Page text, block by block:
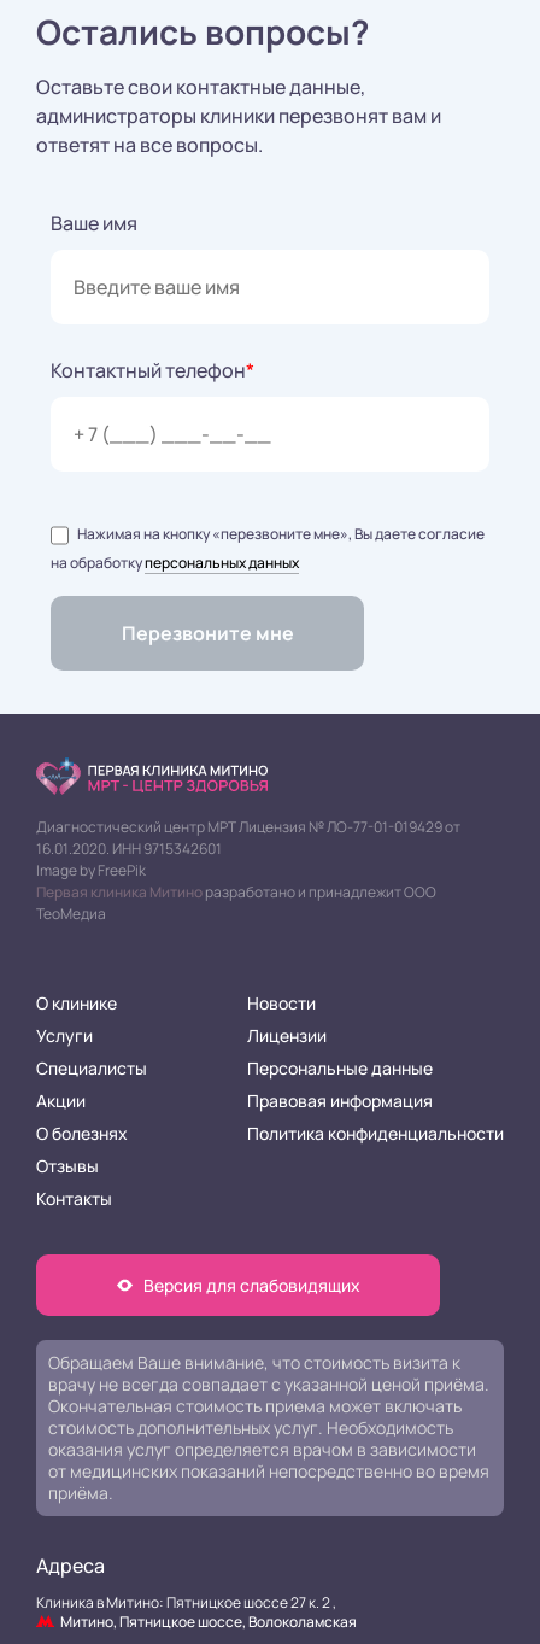
Остались вопросы?
Оставьте свои контактные данные,
администраторы клиники перезвонят вам и
ответят на все вопросы.
Ваше имя
Контактный телефон*
Нажимая на кнопку «перезвоните мне», Вы даете согласие
на обработкуперсональных данных
Диагностический центр МРТ Лицензия № ЛО-77-01-019429 от
16.01.2020. ИНН 9715342601
Image by FreePik
Первая клиника Митиноразработано и принадлежит ООО
ТеоМедиа
О клинике
Услуги
Специалисты
Акции
О болезнях
Отзывы
Контакты
Новости
Лицензии
Персональные данные
Правовая информация
Политика конфиденциальности
Версия для слабовидящих
Обращаем Ваше внимание, что стоимость визита к
врачу не всегда совпадает с указанной ценой приёма.
Окончательная стоимость приема может включать
стоимость дополнительных услуг. Необходимость
оказания услуг определяется врачом в зависимости
от медицинских показаний непосредственно во время
приёма.
Адреса
Клиника в Митино: Пятницкое шоссе 27 к. 2 ,
Митино, Пятницкое шоссе, Волоколамская